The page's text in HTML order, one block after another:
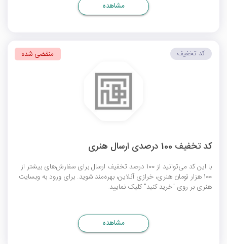
مشاهده
کد تخفیف 100 درصدی ارسال هنری
با این کد می‌توانید از 100 درصد تخفیف ارسال برای سفارش‌های بیشتر از
100 هزار تومان هنری، خرازی آنلاین، بهره‌مند شوید. برای ورود به وبسایت
هنری بر روی "خرید کنید" کلیک نمایید.
کد تخفیف منقضی شده
مشاهده